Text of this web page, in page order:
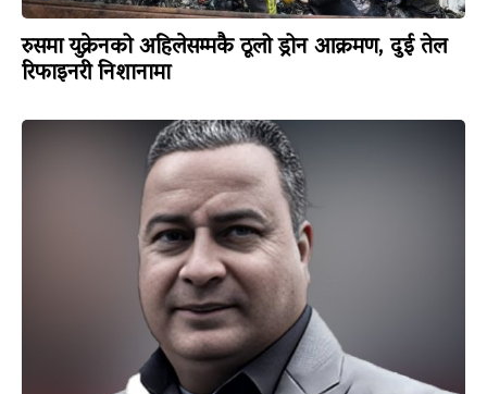
रुसमा युक्रेनको अहिलेसम्मकै ठूलो ड्रोन आक्रमण, दुई तेल
रिफाइनरी निशानामा